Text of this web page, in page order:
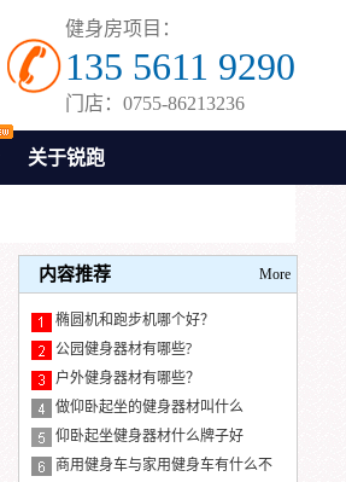
健身房项目：
135 5611 9290
门店：0755-86213236
关于锐跑
内容推荐 More
椭圆机和跑步机哪个好？
公园健身器材有哪些?
户外健身器材有哪些？
做仰卧起坐的健身器材叫什么
仰卧起坐健身器材什么牌子好
商用健身车与家用健身车有什么不